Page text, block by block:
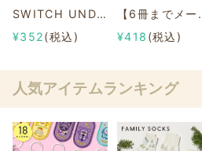
SWITCH UNDER SHEET B5【下敷き】
¥352(税込)
【6冊までメ
¥418 (税込)
人気アイテムランキング